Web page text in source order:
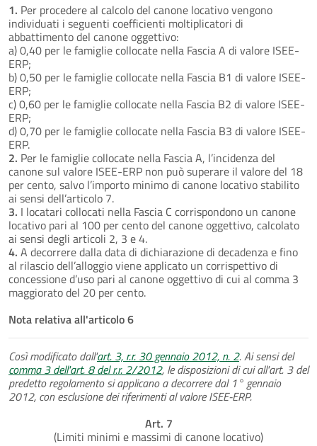
1. Per procedere al calcolo del canone locativo vengono
individuati i seguenti coefficienti moltiplicatori di
abbattimento del canone oggettivo:
a) 0,40 per le famiglie collocate nella Fascia A di valore ISEE-
ERP;
b) 0,50 per le famiglie collocate nella Fascia B1 di valore ISEE-
ERP;
c) 0,60 per le famiglie collocate nella Fascia B2 di valore ISEE-
ERP;
d) 0,70 per le famiglie collocate nella Fascia B3 di valore ISEE-
ERP.
2. Per le famiglie collocate nella Fascia A, l’incidenza del
canone sul valore ISEE-ERP non può superare il valore del 18
per cento, salvo l’importo minimo di canone locativo stabilito
ai sensi dell’articolo 7.
3. I locatari collocati nella Fascia C corrispondono un canone
locativo pari al 100 per cento del canone oggettivo, calcolato
ai sensi degli articoli 2, 3 e 4.
4. A decorrere dalla data di dichiarazione di decadenza e fino
al rilascio dell’alloggio viene applicato un corrispettivo di
concessione d’uso pari al canone oggettivo di cui al comma 3
maggiorato del 20 per cento.
Nota relativa all'articolo 6
Così modificato dall'art. 3, r.r. 30 gennaio 2012, n. 2. Ai sensi del
comma 3 dell'art. 8 del r.r. 2/2012, le disposizioni di cui all'art. 3 del
predetto regolamento si applicano a decorrere dal 1° gennaio
2012, con esclusione dei riferimenti al valore ISEE-ERP.
Art. 7
(Limiti minimi e massimi di canone locativo)